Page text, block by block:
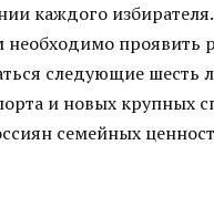
каждого
проявить
следующие шесть
и новых крупных
семейных